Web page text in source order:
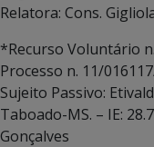
Relatora: Cons.
*Recurso Voluntário
Processo n. 11/
Sujeito Passivo:
Taboado-MS. – IE:
Gonçalves